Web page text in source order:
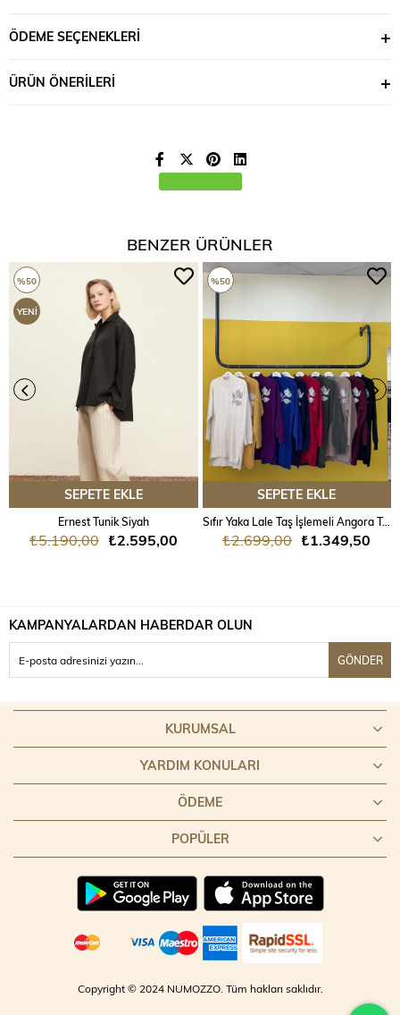
ÖDEME SEÇENEKLERI
ÜRÜN ÖNERILERI
BENZER ÜRÜNLER
SEPETE EKLE
Ernest Tunik Siyah
₺2.595,00
₺5.190,00
%50
YENI
SEPETE EKLE
Sıfır Yaka Lale Taş İşlemeli Angora Tunik
₺1.349,50
₺2.699,00
%50
KAMPANYALARDAN HABERDAR OLUN
GÖNDER
KURUMSAL
YARDIM KONULARI
ÖDEME
POPÜLER
Copyright © 2024 NUMOZZO. Tüm hakları saklıdır.